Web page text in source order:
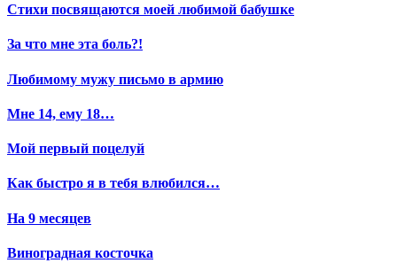
Стихи посвящаются моей любимой бабушке
За что мне эта боль?!
Любимому мужу письмо в армию
Мне 14, ему 18…
Мой первый поцелуй
Как быстро я в тебя влюбился…
На 9 месяцев
Виноградная косточка